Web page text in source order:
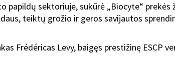
papildų sektoriuje, sukūrė „Biocyte“
teiktų grožio ir geros savijautos
Frédéricas Levy, baigęs prestižinę ESCP